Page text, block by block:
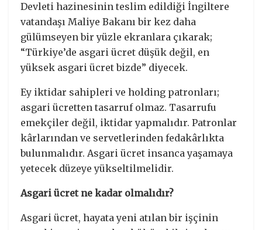
Devleti hazinesinin teslim edildiği İngiltere
vatandaşı Maliye Bakanı bir kez daha
gülümseyen bir yüzle ekranlara çıkarak;
“Türkiye’de asgari ücret düşük değil, en
yüksek asgari ücret bizde” diyecek.
Ey iktidar sahipleri ve holding patronları;
asgari ücretten tasarruf olmaz. Tasarrufu
emekçiler değil, iktidar yapmalıdır. Patronlar
kârlarından ve servetlerinden fedakârlıkta
bulunmalıdır. Asgari ücret insanca yaşamaya
yetecek düzeye yükseltilmelidir.
Asgari ücret ne kadar olmalıdır?
Asgari ücret, hayata yeni atılan bir işçinin